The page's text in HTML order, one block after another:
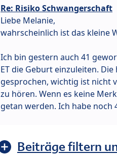
Re: Risiko Schwangerschaft
Liebe Melanie,
wahrscheinlich ist das kleine
Ich bin gestern auch 41
ET die Geburt einzuleiten.
gesprochen, wichtig ist nicht
zu hören. Wenn es keine
getan werden. Ich habe noch
Beiträge filtern